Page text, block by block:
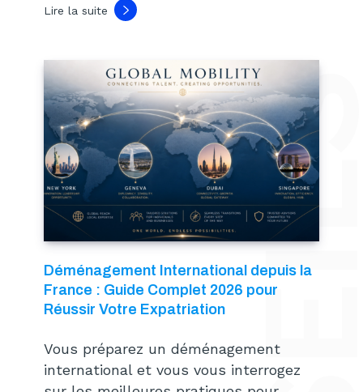
Lire la suite
Déménagement International depuis la
France : Guide Complet 2026 pour
Réussir Votre Expatriation
Vous préparez un déménagement
international et vous vous interrogez